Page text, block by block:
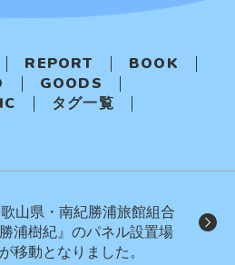
REPORT
BOOK
GOODS
タグ一覧
山県・南紀勝浦旅館組合
浦樹紀』のパネル設置場
移動となりました。